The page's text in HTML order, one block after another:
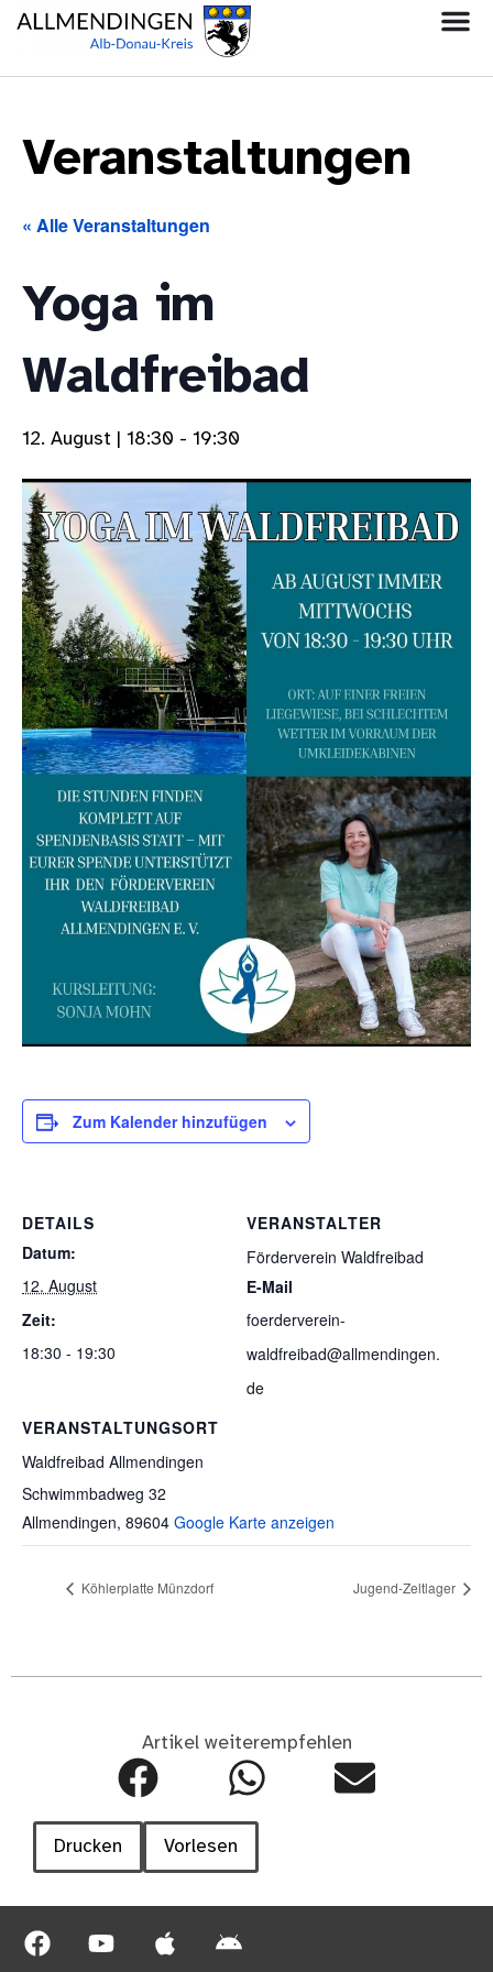
Veranstaltungen
« Alle Veranstaltungen
Yoga im
Waldfreibad
12. August | 18:30 - 19:30
Zum Kalender hinzufügen
DETAILS
Datum:
12. August
Zeit:
18:30 - 19:30
VERANSTALTUNGSORT
Waldfreibad Allmendingen
Schwimmbadweg 32
Allmendingen, 89604 Google Karte anzeigen
VERANSTALTER
Förderverein Waldfreibad
E-Mail
foerderverein-
waldfreibad@allmendingen.
de
Köhlerplatte Münzdorf Jugend-Zeltlager
Artikel weiterempfehlen
Drucken Vorlesen